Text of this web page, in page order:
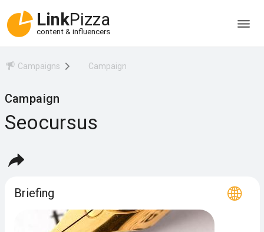
LinkPizza
content & influencers
Campaigns Campaign
Campaign
Seocursus
Briefing